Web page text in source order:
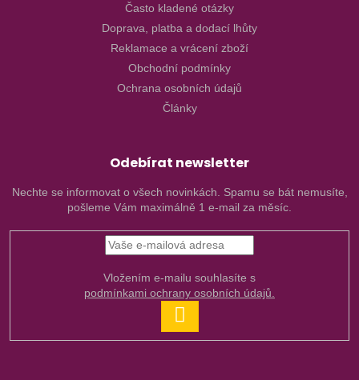
Často kladené otázky
Doprava, platba a dodací lhůty
Reklamace a vrácení zboží
Obchodní podmínky
Ochrana osobních údajů
Články
Odebírat newsletter
Nechte se informovat o všech novinkách. Spamu se bát nemusíte,
pošleme Vám maximálně 1 e-mail za měsíc.
podmínkami ochrany osobních údajů.
SE